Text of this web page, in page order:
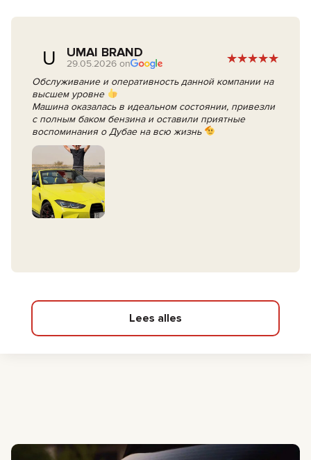
U UMAI BRAND
29.05.2026 on
Обслуживание и оперативность данной компании на
высшем уровне
Машина оказалась в идеальном состоянии, привезли
с полным баком бензина и оставили приятные
воспоминания о Дубае на всю жизнь
Lees alles